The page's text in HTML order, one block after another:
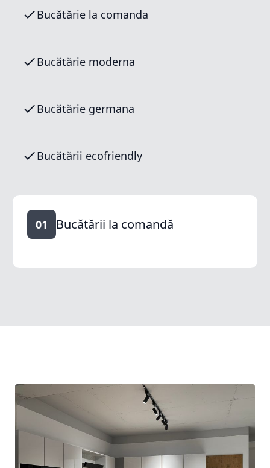
Bucătărie la comanda
Bucătărie moderna
Bucătărie germana
Bucătării ecofriendly
01 Bucătării la comandă